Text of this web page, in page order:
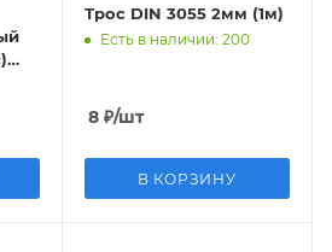
Трос DIN 3055 2мм (1м)
Есть в наличии: 200
8₽/шт
В КОРЗИНУ